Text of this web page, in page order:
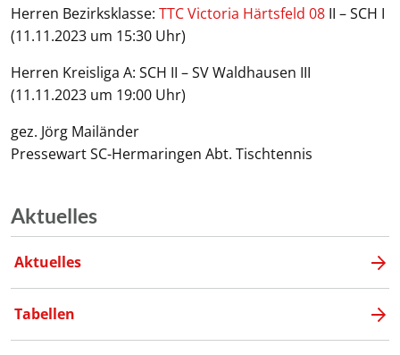
Herren Bezirksklasse: TTC Victoria Härtsfeld 08 II – SCH I
(11.11.2023 um 15:30 Uhr)
Herren Kreisliga A: SCH II – SV Waldhausen III
(11.11.2023 um 19:00 Uhr)
gez. Jörg Mailänder
Pressewart SC-Hermaringen Abt. Tischtennis
Aktuelles
Aktuelles
Tabellen